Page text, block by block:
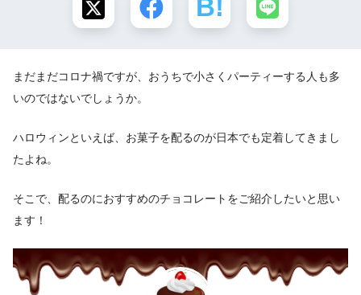
まだまだコロナ禍ですが、おうちで小さくパーティーする人も多
いのではないでしょうか。
ハロウィンといえば、お菓子を配るのが日本でも定着してきまし
たよね。
そこで、配るのにおすすめのチョコレートをご紹介したいと思い
ます！